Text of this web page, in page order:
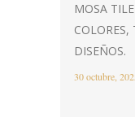
MOSA
COLORES,
DISEÑOS.
30 octubre,